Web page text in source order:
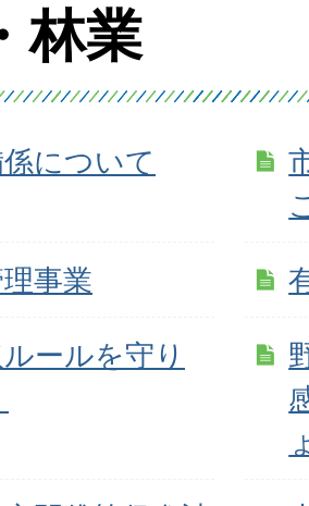
林業
について
事業
ールを守り